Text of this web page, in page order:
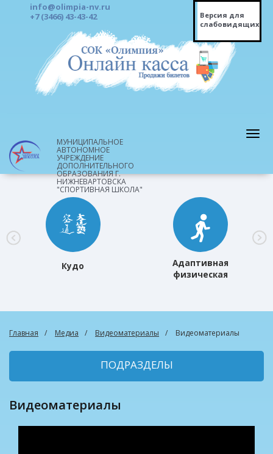
info@olimpia-nv.ru
+7 (3466) 43-43-42
Версия для
слабовидящих
МУНИЦИПАЛЬНОЕ
АВТОНОМНОЕ
УЧРЕЖДЕНИЕ
ДОПОЛНИТЕЛЬНОГО
ОБРАЗОВАНИЯ Г.
НИЖНЕВАРТОВСКА
"СПОРТИВНАЯ ШКОЛА"
Кудо
Адаптивная
физическая
Главная Медиа Видеоматериалы Видеоматериалы
ПОДРАЗДЕЛЫ
Видеоматериалы